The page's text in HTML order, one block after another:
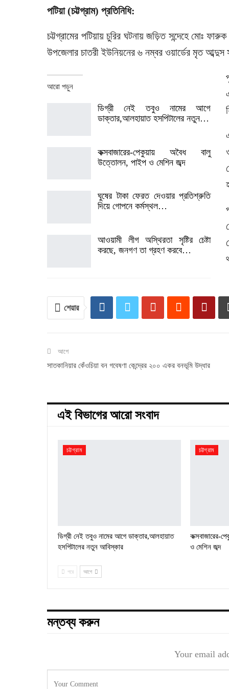
পটিয়া (চট্টগ্রাম) প্রতিনিধি:
চট্টগ্রামের পটিয়ায় চুরির ঘটনায় জড়িত সন্দেহে মোঃ
উপজেলার চাতরী ইউনিয়নের ৬ নম্বর ওয়ার্ডের মৃত আব্দুস
আরো পড়ুন
ডিগ্রী নেই তবুও নামের আগে
ডাক্তার,আলহায়াত হসপিটালের নতুন…
কক্সবাজারের-পেকুয়ায় অবৈধ বালু
উত্তোলন, পাইপ ও মেশিন জব্দ
ঘুষের টাকা ফেরত দেওয়ার প্রতিশ্রুতি
দিয়ে গোপনে কর্মস্থল…
আওয়ামী লীগ অস্থিরতা সৃষ্টির চেষ্টা
করছে, জনগণ তা গ্রহণ করবে…
শেয়ার
আগে
সাতকানিয়ার কেঁওচিয়া বন গবেষণা কেন্দ্রের ২০০ একর বনভূমি উদ্ধার
এই বিভাগের আরো সংবাদ
চট্টগ্রাম
ডিগ্রী নেই তবুও নামের আগে ডাক্তার,আলহায়াত
হসপিটালের নতুন আবিস্কার
চট্টগ্রাম
কক্সবাজারের-
ও মেশিন জব্দ
পরে আগে
মন্তব্য করুন
Your email